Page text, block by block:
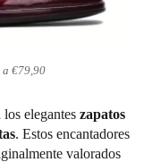
a €79,90
los eleganteszapatos
. Estos encantadores
valorados